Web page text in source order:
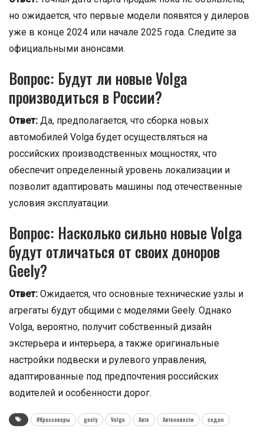
но ожидается, что первые модели появятся у дилеров
уже в конце 2024 или начале 2025 года. Следите за
официальными анонсами.
Вопрос: Будут ли новые Volga
производиться в России?
Ответ: Да, предполагается, что сборка новых
автомобилей Volga будет осуществляться на
российских производственных мощностях, что
обеспечит определенный уровень локализации и
позволит адаптировать машины под отечественные
условия эксплуатации.
Вопрос: Насколько сильно новые Volga
будут отличаться от своих доноров
Geely?
Ответ: Ожидается, что основные технические узлы и
агрегаты будут общими с моделями Geely. Однако
Volga, вероятно, получит собственный дизайн
экстерьера и интерьера, а также оригинальные
настройки подвески и рулевого управления,
адаптированные под предпочтения российских
водителей и особенности дорог.
#Кроссоверы geely Volga Авто Автоновости седан